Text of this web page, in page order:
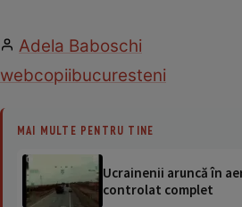
Adela Baboschi
webcopiibucuresteni
MAI MULTE PENTRU TINE
Ucrainenii aruncă în
controlat complet